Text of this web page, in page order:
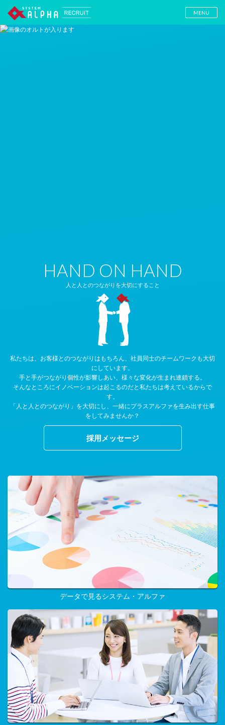
MENU
人と人とのつながりを大切にすること
HAND ON HAND
私たちは、お客様とのつながりはもちろん、社員同士のチームワークも大切
にしています。
手と手がつながり個性が影響しあい、様々な変化が生まれ連鎖する。
そんなところにイノベーションは起こるのだと私たちは考えているからで
す。
「人と人とのつながり」を大切にし、一緒にプラスアルファを生み出す仕事
をしてみませんか？
採用メッセージ
データで見るシステム・アルファ